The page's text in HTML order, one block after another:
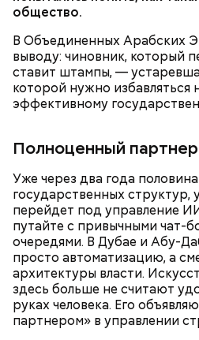
общество.
В Объединенных Арабских
выводу: чиновник, который
ставит штампы, —
которой нужно избавляться
эффективному
Полноценный партнер
Уже через два года
государственных структур,
перейдет под управление
путайте с привычными чат-
очередями. В Дубае и Абу-
просто автоматизацию, а
архитектуры власти.
здесь больше не считают
руках человека. Его
партнером» в управлении